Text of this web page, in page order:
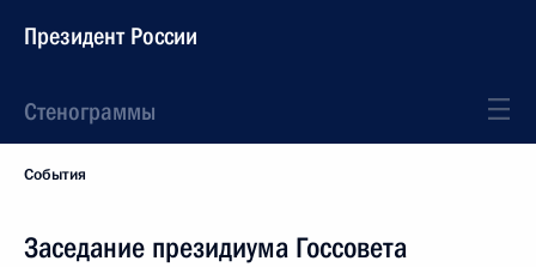
Президент России
Стенограммы
События
Заседание президиума Госсовета